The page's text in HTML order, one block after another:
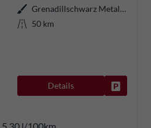
Grenadillschwarz Metallic
50 km
Details
5,30 l/100km